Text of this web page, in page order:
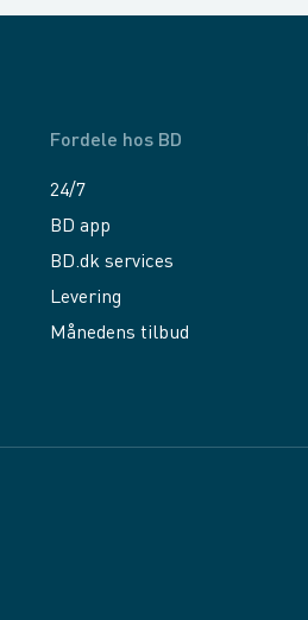
Fordele hos BD
24/7
BD app
BD.dk services
Levering
Månedens tilbud